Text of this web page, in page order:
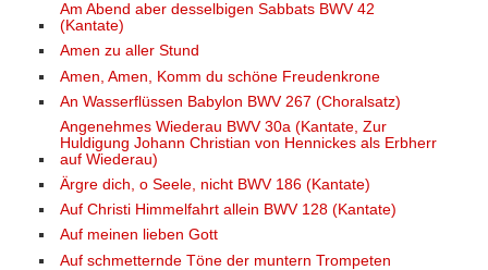
Am Abend aber desselbigen Sabbats BWV 42
(Kantate)
Amen zu aller Stund
Amen, Amen, Komm du schöne Freudenkrone
An Wasserflüssen Babylon BWV 267 (Choralsatz)
Angenehmes Wiederau BWV 30a (Kantate, Zur
Huldigung Johann Christian von Hennickes als Erbherr
auf Wiederau)
Ärgre dich, o Seele, nicht BWV 186 (Kantate)
Auf Christi Himmelfahrt allein BWV 128 (Kantate)
Auf meinen lieben Gott
Auf schmetternde Töne der muntern Trompeten